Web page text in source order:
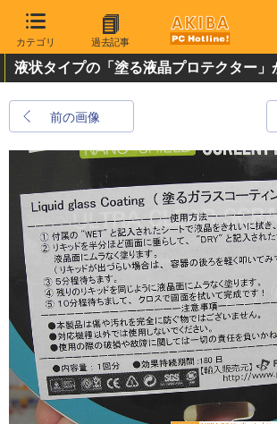
カテゴリ 過去記事
液状タイプの「塗る液晶プロテクター」
前の画像